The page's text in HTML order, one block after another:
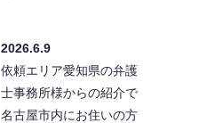
2026.6.9
依頼エリア愛知県の弁護
士事務所様からの紹介で
名古屋市内にお住いの方